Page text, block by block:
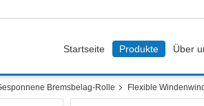
Startseite Produkte Über
Bremsbelag-Rolle Flexible